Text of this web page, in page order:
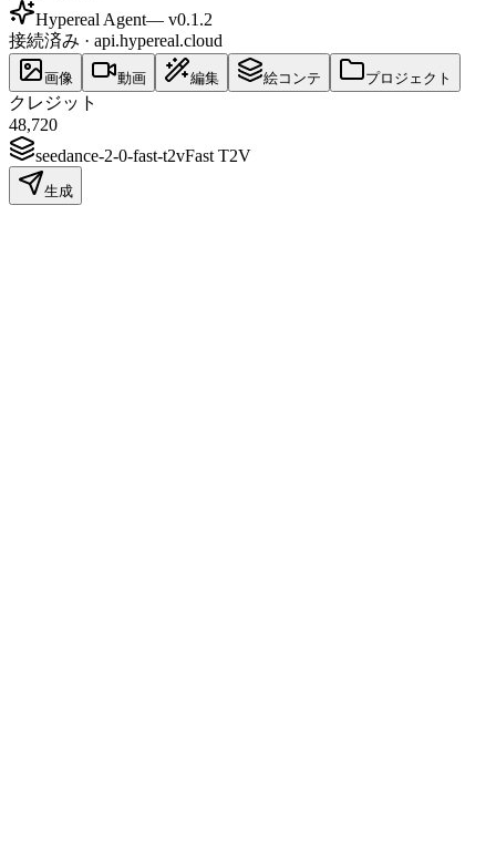
Hypereal Agent— v0.1.2
接続済み · api.hypereal.cloud
画像 動画 編集 絵コンテ プロジェクト
クレジット
48,720
seedance-2-0-fast-t2vFast T2V
生成